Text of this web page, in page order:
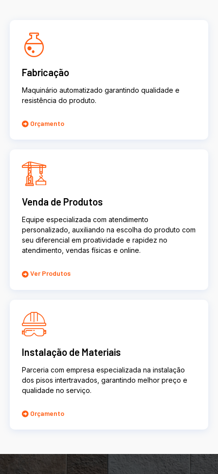
Fabricação
Maquinário automatizado garantindo qualidade e
resistência do produto.
Orçamento
Venda de Produtos
Equipe especializada com atendimento
personalizado, auxiliando na escolha do produto com
seu diferencial em proatividade e rapidez no
atendimento, vendas físicas e online.
Ver Produtos
Instalação de Materiais
Parceria com empresa especializada na instalação
dos pisos intertravados, garantindo melhor preço e
qualidade no serviço.
Orçamento